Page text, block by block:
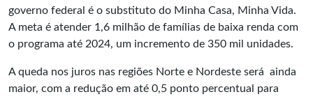
governo federal é o substituto do Minha Casa, Minha Vida.
A meta é atender 1,6 milhão de famílias de baixa renda com
o programa até 2024, um incremento de 350 mil unidades.
A queda nos juros nas regiões Norte e Nordeste será ainda
maior, com a redução em até 0,5 ponto percentual para